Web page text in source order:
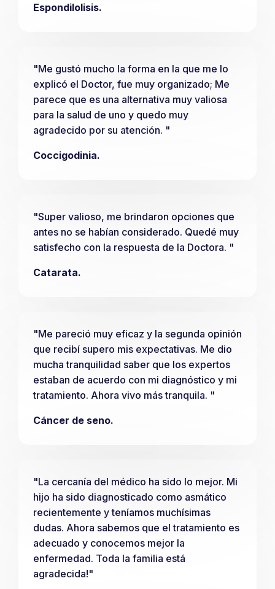
Espondilolisis.
"Me gustó mucho la forma en la que me lo
explicó el Doctor, fue muy organizado; Me
parece que es una alternativa muy valiosa
para la salud de uno y quedo muy
agradecido por su atención. "
Coccigodinia.
"Super valioso, me brindaron opciones que
antes no se habían considerado. Quedé muy
satisfecho con la respuesta de la Doctora. "
Catarata.
"Me pareció muy eficaz y la segunda opinión
que recibí supero mis expectativas. Me dio
mucha tranquilidad saber que los expertos
estaban de acuerdo con mi diagnóstico y mi
tratamiento. Ahora vivo más tranquila. "
Cáncer de seno.
"La cercanía del médico ha sido lo mejor. Mi
hijo ha sido diagnosticado como asmático
recientemente y teníamos muchísimas
dudas. Ahora sabemos que el tratamiento es
adecuado y conocemos mejor la
enfermedad. Toda la familia está
agradecida!"